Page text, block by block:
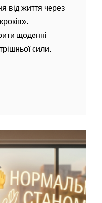
від життя через
щоденні
сили.